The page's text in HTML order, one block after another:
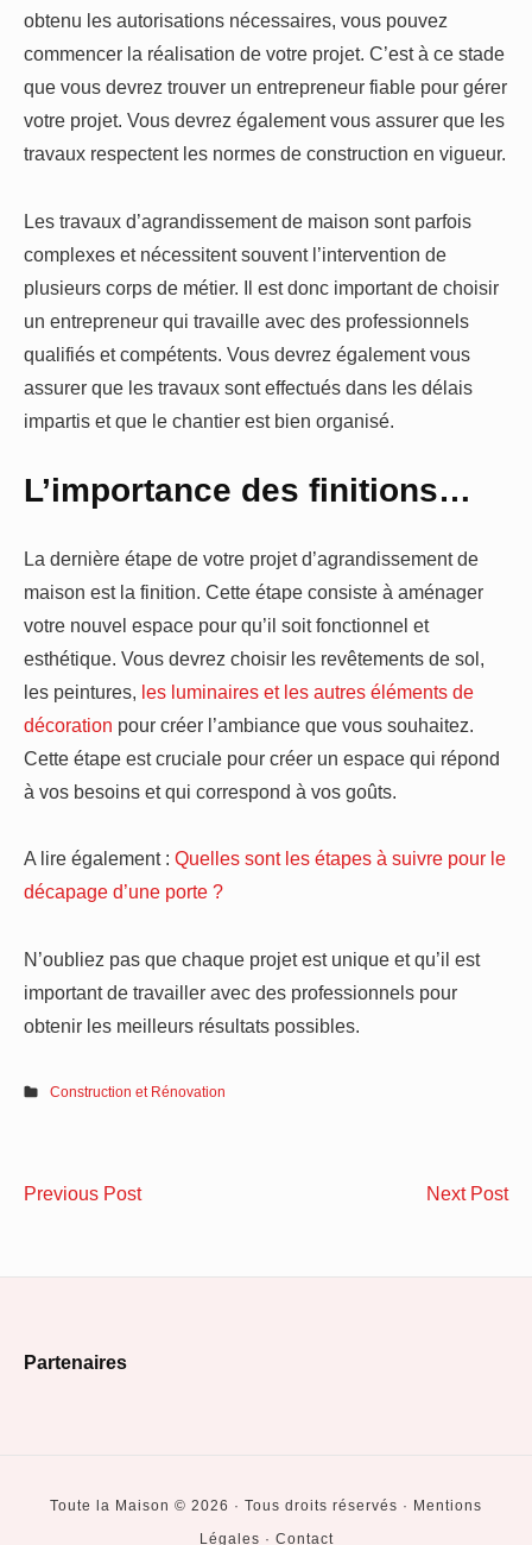
obtenu les autorisations nécessaires, vous pouvez
commencer la réalisation de votre projet. C’est à ce stade
que vous devrez trouver un entrepreneur fiable pour gérer
votre projet. Vous devrez également vous assurer que les
travaux respectent les normes de construction en vigueur.
Les travaux d’agrandissement de maison sont parfois
complexes et nécessitent souvent l’intervention de
plusieurs corps de métier. Il est donc important de choisir
un entrepreneur qui travaille avec des professionnels
qualifiés et compétents. Vous devrez également vous
assurer que les travaux sont effectués dans les délais
impartis et que le chantier est bien organisé.
L’importance des finitions…
La dernière étape de votre projet d’agrandissement de
maison est la finition. Cette étape consiste à aménager
votre nouvel espace pour qu’il soit fonctionnel et
esthétique. Vous devrez choisir les revêtements de sol,
les peintures, les luminaires et les autres éléments de
décoration pour créer l’ambiance que vous souhaitez.
Cette étape est cruciale pour créer un espace qui répond
à vos besoins et qui correspond à vos goûts.
A lire également : Quelles sont les étapes à suivre pour le
décapage d’une porte ?
N’oubliez pas que chaque projet est unique et qu’il est
important de travailler avec des professionnels pour
obtenir les meilleurs résultats possibles.
Construction et Rénovation
Navigation
Previous PostIdées
Next PostOù
Partenaires
Toute la Maison © 2026 · Tous droits réservés · Mentions
Légales · Contact